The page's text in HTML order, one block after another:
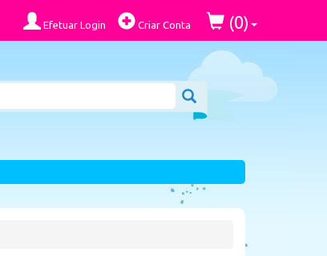
Efetuar Login Criar Conta (0)